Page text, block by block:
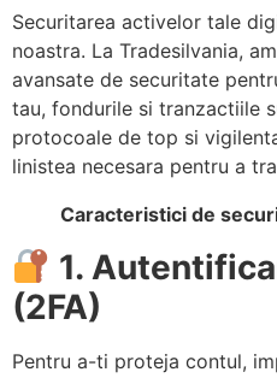
Securitarea activelor tale
noastra. La Tradesilvania,
avansate de securitate
tau, fondurile si tranzactiile
protocoale de top si
linistea necesara pentru a
Caracteristici de
1.
(2FA)
Pentru a-ti proteja contul,